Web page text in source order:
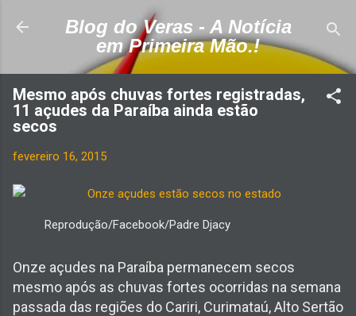
Pular para o conteúdo principal
Blog do Veras - A Notícia
em Primeira Mão.!
Mesmo após chuvas fortes registradas,
11 açudes da Paraíba ainda estão
secos
fevereiro 16, 2015
Reprodução/Facebook/Padre Djacy
Onze açudes na Paraíba permanecem secos
mesmo após as chuvas fortes ocorridas na semana
passada das regiões do Cariri, Curimataú, Alto Sertão